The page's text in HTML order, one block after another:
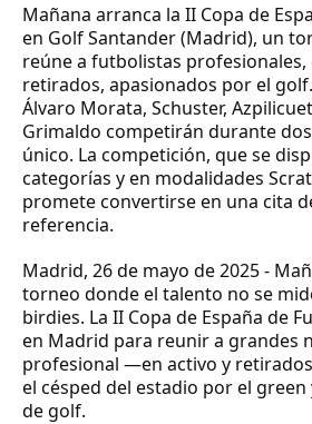
Mañana arranca la II Copa de
en Golf Santander (Madrid), un
reúne a futbolistas profesionales,
retirados, apasionados por el
Álvaro Morata, Schuster,
Grimaldo competirán durante
único. La competición, que se
categorías y en modalidades
promete convertirse en una cita
referencia.
Madrid, 26 de mayo de 2025 -
torneo donde el talento no se
birdies. La II Copa de España de
en Madrid para reunir a grandes
profesional —en activo y
el césped del estadio por el
de golf.